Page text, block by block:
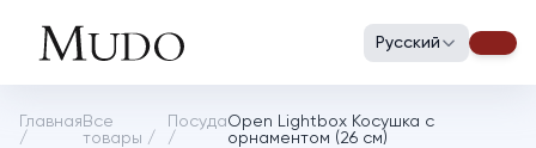
Русский
Главная
/
Все
товары /
Посуда
/
Open Lightbox Косушка с
орнаментом (26 см)